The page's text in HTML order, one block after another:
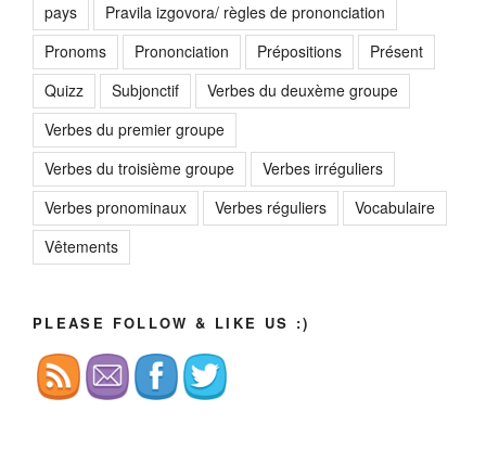
pays
Pravila izgovora/ règles de prononciation
Pronoms
Prononciation Prépositions
Présent
Quizz
Subjonctif
Verbes du deuxème groupe
Verbes du premier groupe
Verbes du troisième groupe
Verbes irréguliers
Verbes pronominaux
Verbes réguliers
Vocabulaire
Vêtements
PLEASE FOLLOW & LIKE US :)